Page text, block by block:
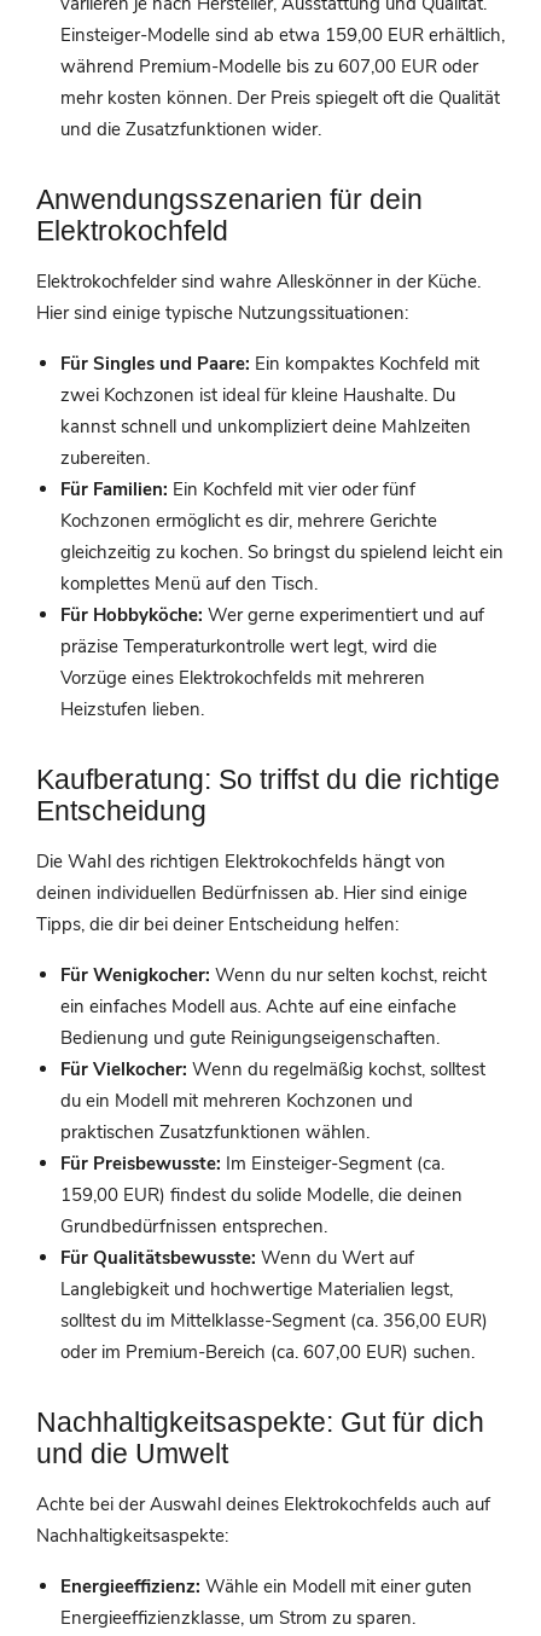
Einsteiger-Modelle sind ab etwa 159,00 EUR erhältlich,
während Premium-Modelle bis zu 607,00 EUR oder
mehr kosten können. Der Preis spiegelt oft die Qualität
und die Zusatzfunktionen wider.
Anwendungsszenarien für dein
Elektrokochfeld
Elektrokochfelder sind wahre Alleskönner in der Küche.
Hier sind einige typische Nutzungssituationen:
Für Singles und Paare: Ein kompaktes Kochfeld mit
zwei Kochzonen ist ideal für kleine Haushalte. Du
kannst schnell und unkompliziert deine Mahlzeiten
zubereiten.
Für Familien: Ein Kochfeld mit vier oder fünf
Kochzonen ermöglicht es dir, mehrere Gerichte
gleichzeitig zu kochen. So bringst du spielend leicht ein
komplettes Menü auf den Tisch.
Für Hobbyköche: Wer gerne experimentiert und auf
präzise Temperaturkontrolle wert legt, wird die
Vorzüge eines Elektrokochfelds mit mehreren
Heizstufen lieben.
Kaufberatung: So triffst du die richtige
Entscheidung
Die Wahl des richtigen Elektrokochfelds hängt von
deinen individuellen Bedürfnissen ab. Hier sind einige
Tipps, die dir bei deiner Entscheidung helfen:
Für Wenigkocher: Wenn du nur selten kochst, reicht
ein einfaches Modell aus. Achte auf eine einfache
Bedienung und gute Reinigungseigenschaften.
Für Vielkocher: Wenn du regelmäßig kochst, solltest
du ein Modell mit mehreren Kochzonen und
praktischen Zusatzfunktionen wählen.
Für Preisbewusste: Im Einsteiger-Segment (ca.
159,00 EUR) findest du solide Modelle, die deinen
Grundbedürfnissen entsprechen.
Für Qualitätsbewusste: Wenn du Wert auf
Langlebigkeit und hochwertige Materialien legst,
solltest du im Mittelklasse-Segment (ca. 356,00 EUR)
oder im Premium-Bereich (ca. 607,00 EUR) suchen.
Nachhaltigkeitsaspekte: Gut für dich
und die Umwelt
Achte bei der Auswahl deines Elektrokochfelds auch auf
Nachhaltigkeitsaspekte:
Energieeffizienz: Wähle ein Modell mit einer guten
Energieeffizienzklasse, um Strom zu sparen.